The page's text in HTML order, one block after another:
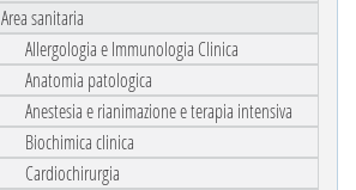
Area sanitaria
Allergologia e Immunologia Clinica
Anatomia patologica
Anestesia e rianimazione e terapia intensiva
Biochimica clinica
Cardiochirurgia